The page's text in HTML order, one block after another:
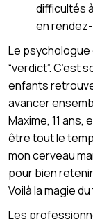
difficultés
en
Le psychologue
“verdict”. C’est
enfants
avancer
Maxime, 11 ans,
être tout le
mon cerveau
pour bien
Voilà la magie
Les